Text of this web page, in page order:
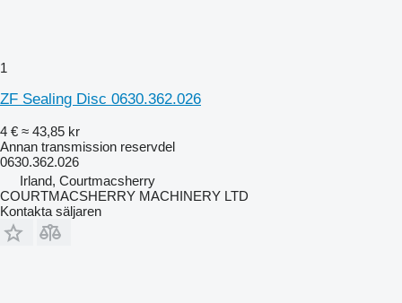
1
ZF Sealing Disc 0630.362.026
4 € ≈ 43,85 kr
Annan transmission reservdel
0630.362.026
Irland, Courtmacsherry
COURTMACSHERRY MACHINERY LTD
Kontakta säljaren